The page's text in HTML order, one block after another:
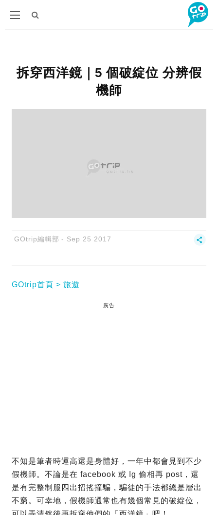
拆穿西洋鏡｜5 個破綻位 分辨假
機師
GOtrip編輯部 Sep 25 2017
GOtrip首頁 旅遊
廣告
不知是筆者時運高還是身體好，一年中都會見到不少
假機師。不論是在 facebook 或 Ig 偷相再 post，還
是有完整制服四出招搖撞騙，騙徒的手法都總是層出
不窮。可幸地，假機師通常也有幾個常見的破綻位，